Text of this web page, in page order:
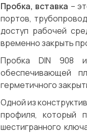
Пробка, вставка –
портов,
доступ рабочей
временно закрыть
Пробка DIN 908
обеспечивающей
герметичного
Одной из
профиля, который
шестигранного